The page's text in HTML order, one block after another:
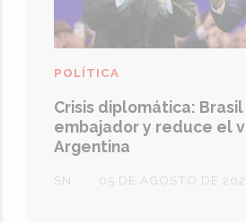
Crisis diplomática:
embajador y reduce el
Argentina
SN
POLÍTICA
05 DE AGOSTO DE